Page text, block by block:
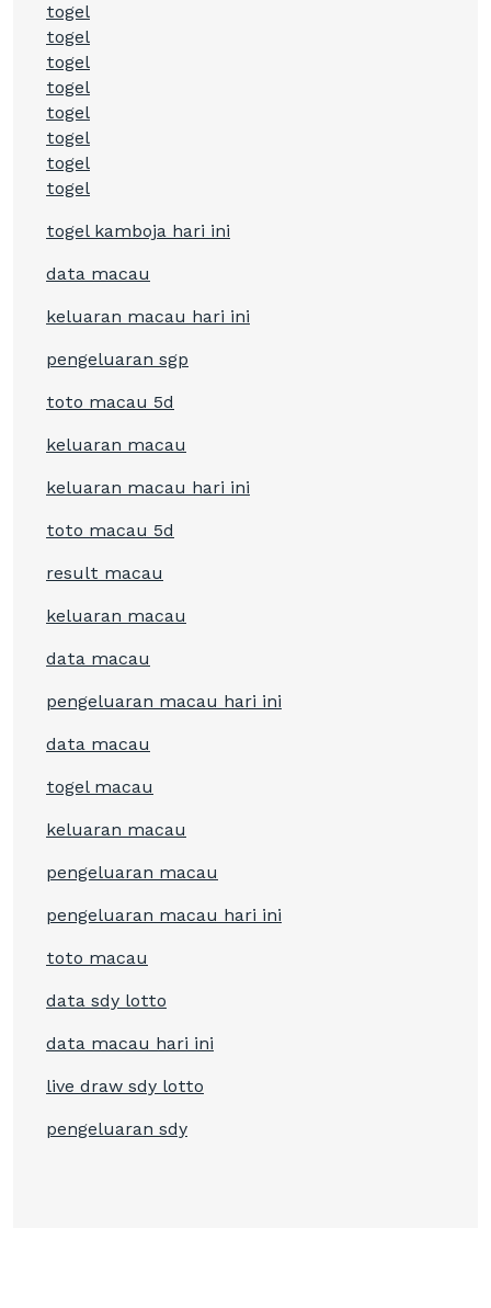
togel
togel
togel
togel
togel
togel
togel
togel
togel kamboja hari ini
data macau
keluaran macau hari ini
pengeluaran sgp
toto macau 5d
keluaran macau
keluaran macau hari ini
toto macau 5d
result macau
keluaran macau
data macau
pengeluaran macau hari ini
data macau
togel macau
keluaran macau
pengeluaran macau
pengeluaran macau hari ini
toto macau
data sdy lotto
data macau hari ini
live draw sdy lotto
pengeluaran sdy